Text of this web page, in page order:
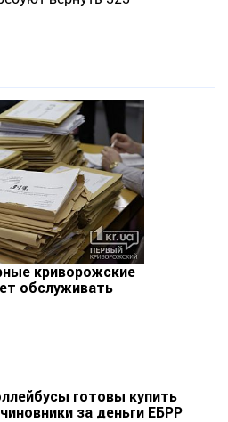
криворожские
обслуживать
готовы купить
за деньги ЕБРР